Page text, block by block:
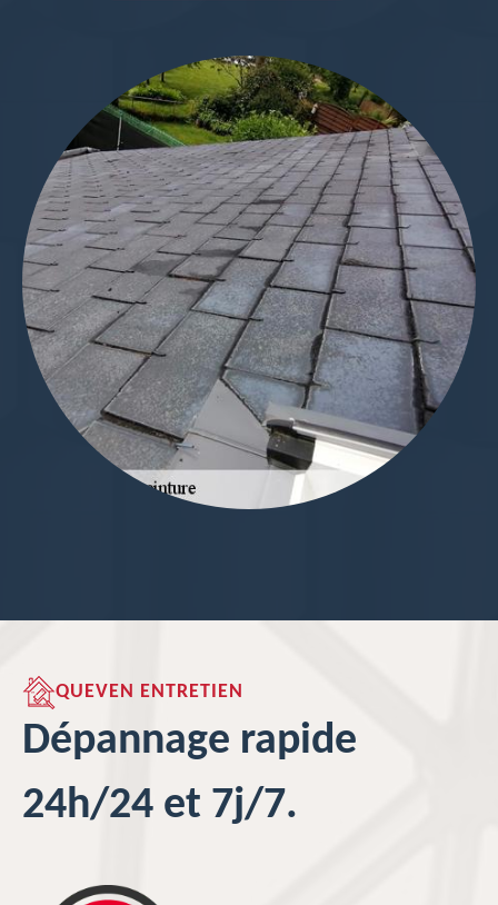
QUEVEN ENTRETIEN
Dépannage rapide
24h/24 et 7j/7.